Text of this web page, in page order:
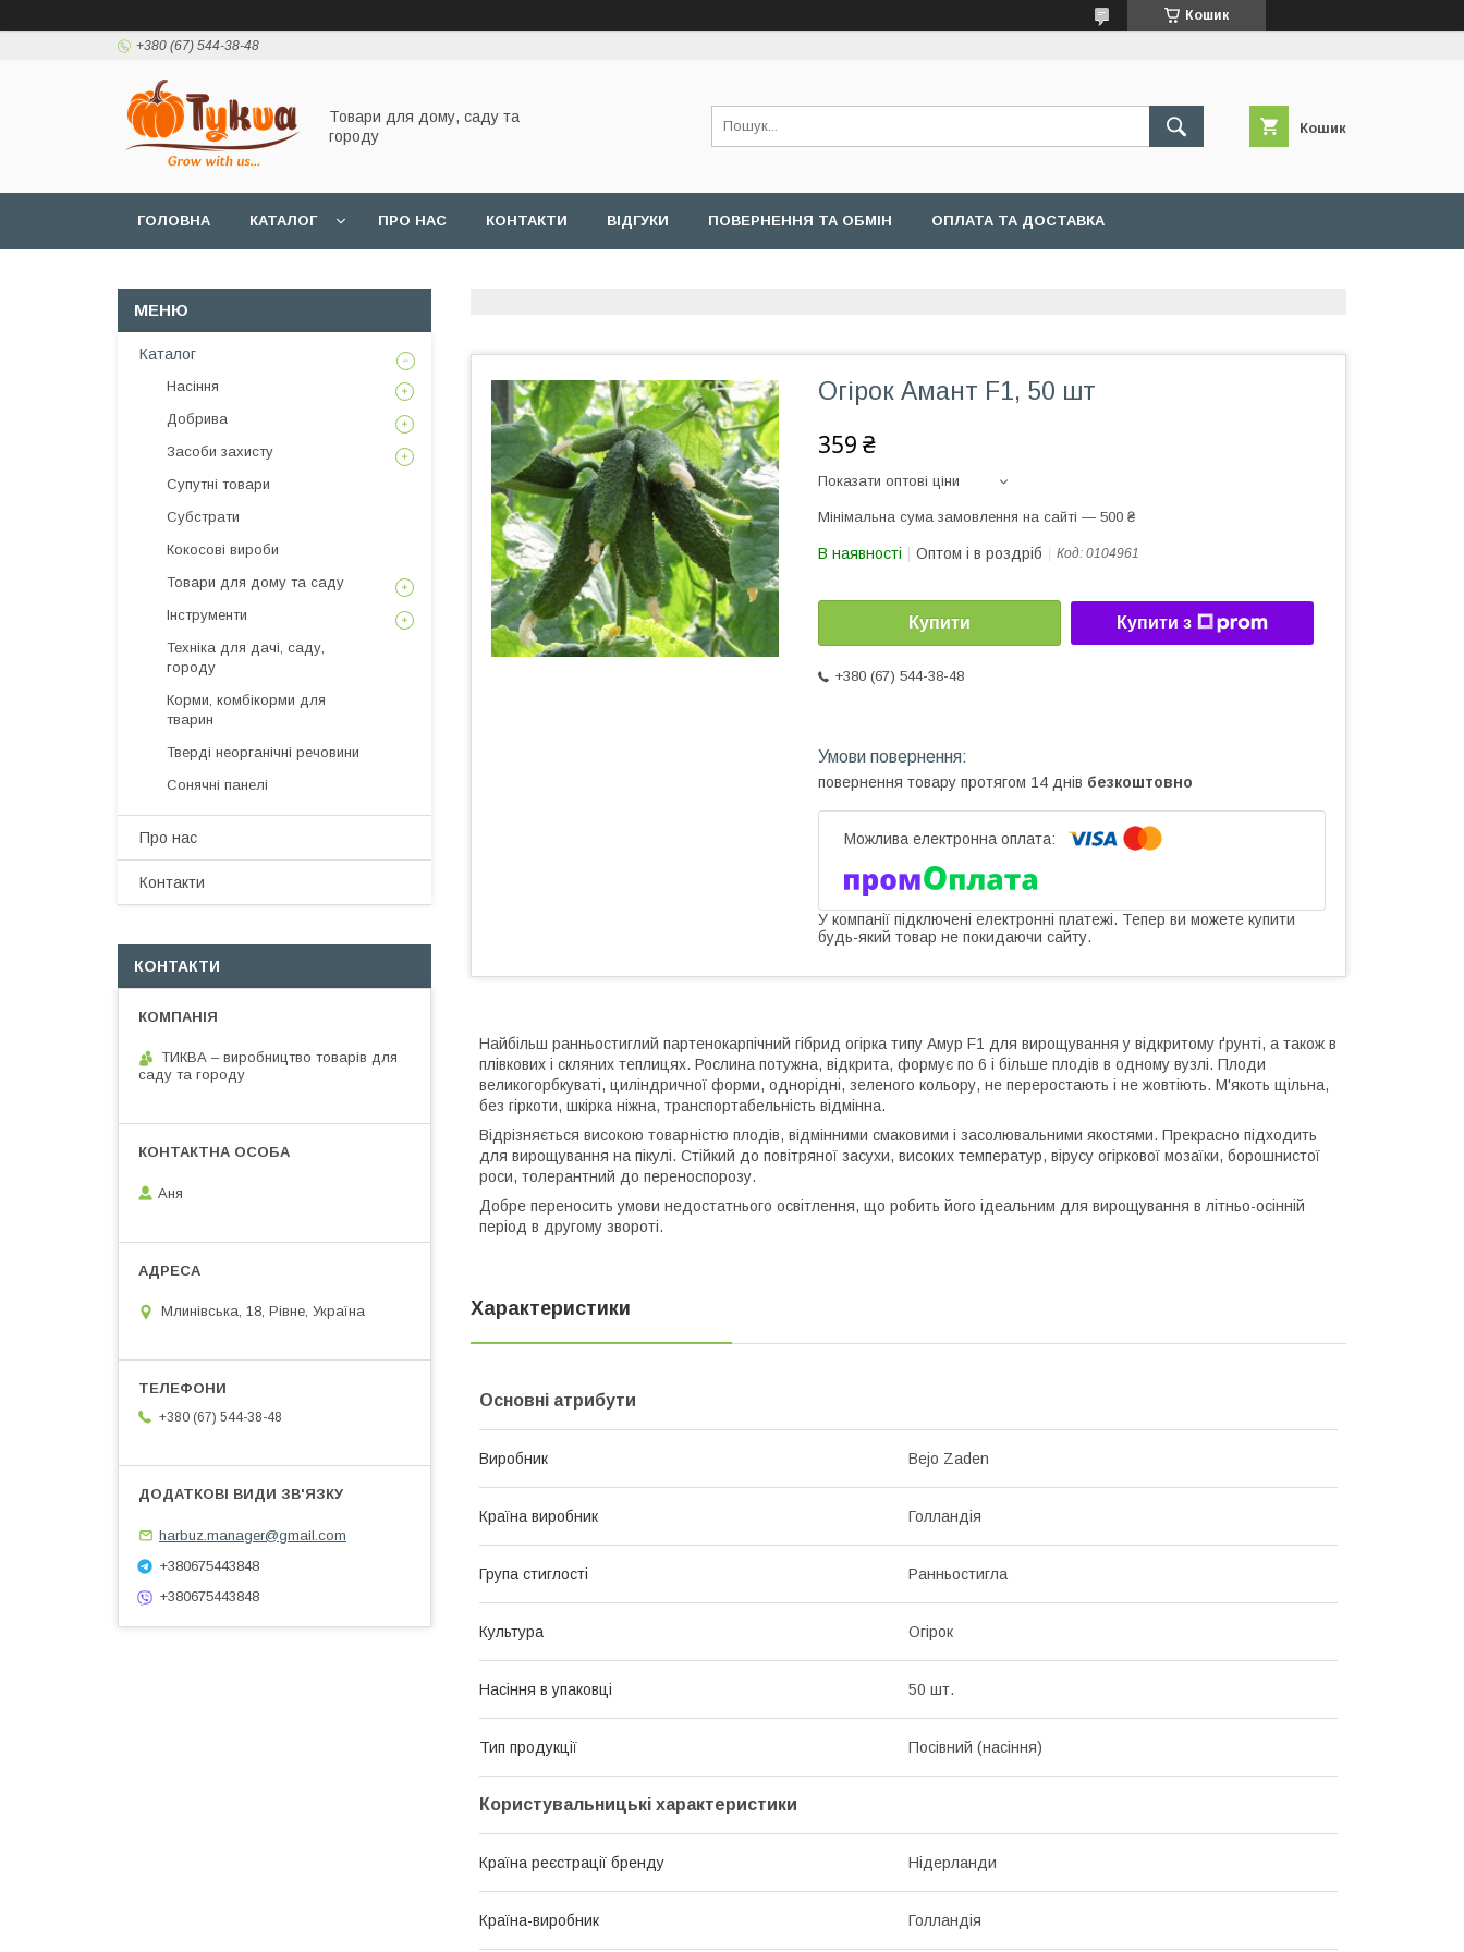
Кошик
+380 (67) 544-38-48
Товари для дому, саду та
городу
Кошик
ГОЛОВНА КАТАЛОГ ПРО НАС КОНТАКТИ ВІДГУКИ ПОВЕРНЕННЯ ТА ОБМІН ОПЛАТА ТА ДОСТАВКА
Огірок Амант F1, 50 шт
359 ₴
Показати оптові ціни
Мінімальна сума замовлення на сайті — 500 ₴
В наявності Оптом і в роздріб Код: 0104961
Купити Купити з
+380 (67) 544-38-48
повернення товару протягом 14 днів безкоштовно
У компанії підключені електронні платежі. Тепер ви можете купити
будь-який товар не покидаючи сайту.
Найбільш ранньостиглий партенокарпічний гібрид огірка типу Амур F1 для вирощування у відкритому ґрунті, а також в
плівкових і скляних теплицях. Рослина потужна, відкрита, формує по 6 і більше плодів в одному вузлі. Плоди
великогорбкуваті, циліндричної форми, однорідні, зеленого кольору, не переростають і не жовтіють. М'якоть щільна,
без гіркоти, шкірка ніжна, транспортабельність відмінна.
Відрізняється високою товарністю плодів, відмінними смаковими і засолювальними якостями. Прекрасно підходить
для вирощування на пікулі. Стійкий до повітряної засухи, високих температур, вірусу огіркової мозаїки, борошнистої
роси, толерантний до переноспорозу.
Добре переносить умови недостатнього освітлення, що робить його ідеальним для вирощування в літньо-осінній
період в другому звороті.
Характеристики
Основні атрибути
Виробник Bejo Zaden
Країна виробник Голландія
Група стиглості Ранньостигла
Культура Огірок
Насіння в упаковці 50 шт.
Тип продукції Посівний (насіння)
Користувальницькі характеристики
Країна реєстрації бренду Нідерланди
Країна-виробник Голландія
Каталог
Насіння
Добрива
Засоби захисту
Супутні товари
Субстрати
Кокосові вироби
Товари для дому та саду
Інструменти
Техніка для дачі, саду,
городу
Корми, комбікорми для
тварин
Тверді неорганічні речовини
Сонячні панелі
Про нас
Контакти
КОНТАКТИ
ТИКВА – виробництво товарів для
саду та городу
Аня
Млинівська, 18, Рівне, Україна
+380 (67) 544-38-48
harbuz.manager@gmail.com
+380675443848
+380675443848